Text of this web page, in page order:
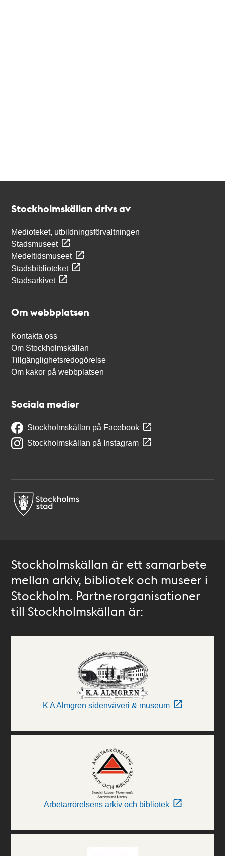
Stockholmskällan drivs av
Medioteket, utbildningsförvaltningen
Stadsmuseet
Medeltidsmuseet
Stadsbiblioteket
Stadsarkivet
Om webbplatsen
Kontakta oss
Om Stockholmskällan
Tillgänglighetsredogörelse
Om kakor på webbplatsen
Sociala medier
Stockholmskällan på Facebook
Stockholmskällan på Instagram
Stockholmskällan är ett samarbete
mellan arkiv, bibliotek och museer i
Stockholm. Partnerorganisationer
till Stockholmskällan är:
K A Almgren sidenväveri & museum
Arbetarrörelsens arkiv och bibliotek